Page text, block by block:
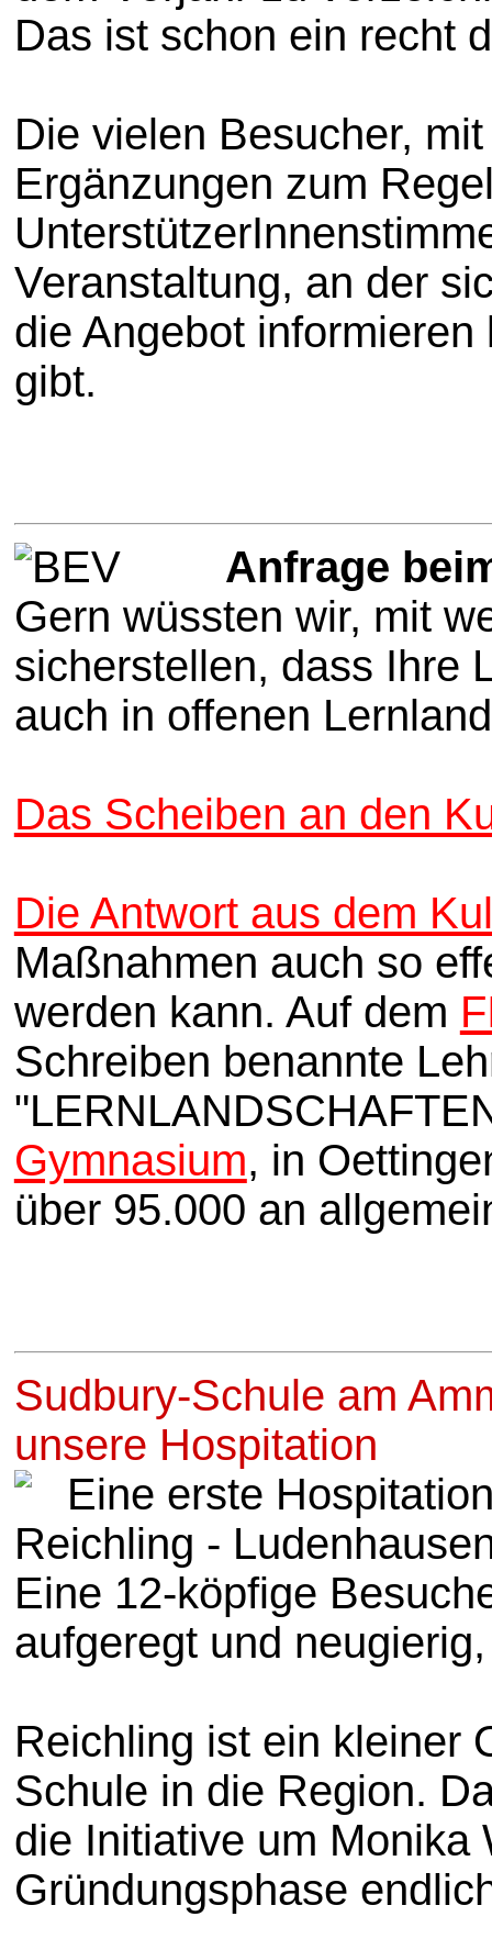
Das ist schon ein recht
Die vielen Besucher,
Ergänzungen zum
Veranstaltung, an der
die Angebot
gibt.
Anfrage
Gern wüssten wir, mit
sicherstellen, dass Ihre
auch in offenen
Das Scheiben an den
Die Antwort aus dem
Maßnahmen auch so
werden kann. Auf dem
Schreiben benannte
Gymnasium, in
über 95.000 an
Sudbury-Schule am
unsere Hospitation
Eine erste
Reichling -
Eine 12-köpfige
aufgeregt und
Reichling ist ein kleiner
Schule in die Region.
die Initiative um Monika
Gründungsphase